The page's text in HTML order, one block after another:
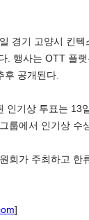
경기 고양시 킨
. 행사는 OTT 플
공개된다.
인기상 투표는 13
룹에서 인기상 수
회가 주최하고 한
]